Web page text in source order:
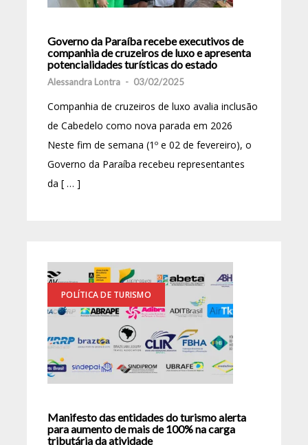
Governo da Paraíba recebe executivos de
companhia de cruzeiros de luxo e apresenta
potencialidades turísticas do estado
Alessandra Lontra - 03/02/2025
Companhia de cruzeiros de luxo avalia inclusão
de Cabedelo como nova parada em 2026
Neste fim de semana (1º e 02 de fevereiro), o
Governo da Paraíba recebeu representantes
da [ … ]
POLÍTICA DE TURISMO
Manifesto das entidades do turismo alerta
para aumento de mais de 100% na carga
tributária da atividade